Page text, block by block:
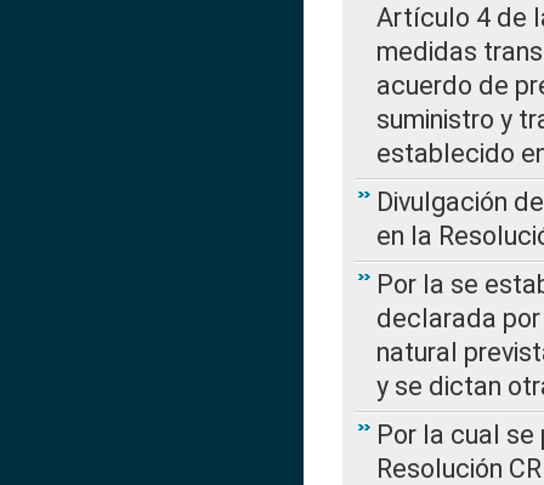
Artículo 4 de
medidas
acuerdo de
suministro y
establecido
Divulgación
en la
Por la se
declarada
natural
y se dictan
Por la cual
Resolución